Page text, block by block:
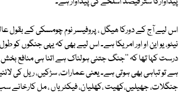
اس لیے آج کے دورکا ھیگل ، پروفیسر نوم چومسکی کے بقول
نیٹو، یو این او اور امریکا ہے۔ اس لیے بھی کہ یہی جنگوں کو
درست کہا تھا کہ ''جنگ جتنی ہولناک ہے اتنا ہی منافع
ہے تو تباہی بھی ہوتی ہے۔ یعنی عمارات، سڑکیں، ریل کی
جنگلات، جھیلیں،کھیت ،کھلیان، فیکٹریاں ، مل کارخانے